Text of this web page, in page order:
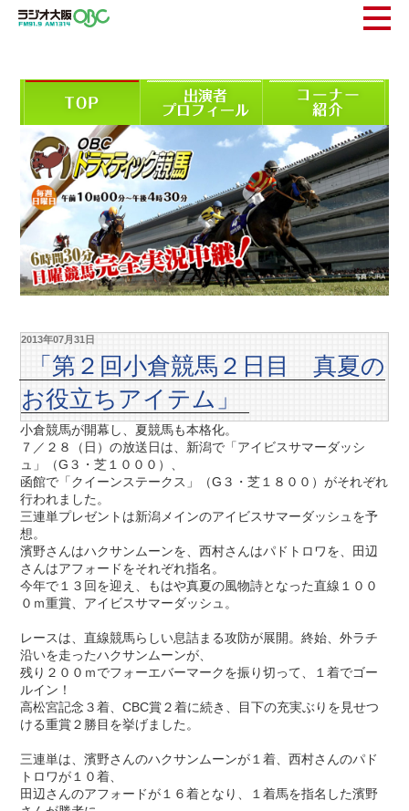
2013年07月31日
「第２回小倉競馬２日目 真夏の
お役立ちアイテム」
小倉競馬が開幕し、夏競馬も本格化。
７／２８（日）の放送日は、新潟で「アイビスサマーダッシ
ュ」（G３・芝１０００）、
函館で「クイーンステークス」（G３・芝１８００）がそれぞれ
行われました。
三連単プレゼントは新潟メインのアイビスサマーダッシュを予
想。
濱野さんはハクサンムーンを、西村さんはパドトロワを、田辺
さんはアフォードをそれぞれ指名。
今年で１３回を迎え、もはや真夏の風物詩となった直線１００
０ｍ重賞、アイビスサマーダッシュ。
レースは、直線競馬らしい息詰まる攻防が展開。終始、外ラチ
沿いを走ったハクサンムーンが、
残り２００ｍでフォーエバーマークを振り切って、１着でゴー
ルイン！
高松宮記念３着、CBC賞２着に続き、目下の充実ぶりを見せつ
ける重賞２勝目を挙げました。
三連単は、濱野さんのハクサンムーンが１着、西村さんのパド
トロワが１０着、
田辺さんのアフォードが１６着となり、１着馬を指名した濱野